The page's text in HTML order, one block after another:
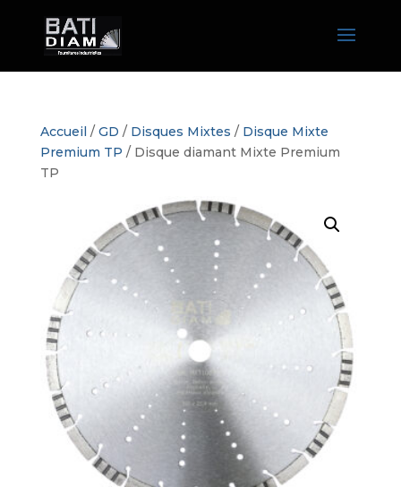
Accueil / GD / Disques Mixtes / Disque Mixte
Premium TP / Disque diamant Mixte Premium
TP